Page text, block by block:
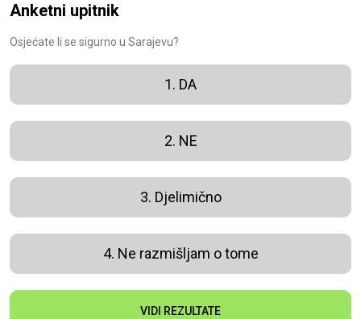
Anketni upitnik
Osjećate li se sigurno u Sarajevu?
1. DA
2. NE
3. Djelimično
4. Ne razmišljam o tome
VIDI REZULTATE